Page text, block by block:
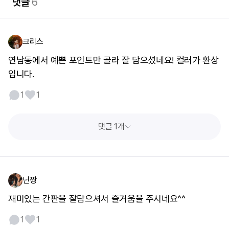
크리스
연남동에서 예쁜 포인트만 골라 잘 담으셨네요! 컬러가 환상
입니다.
1 1
댓글 1개
닌짱
재미있는 간판을 잘담으셔서 즐거움을 주시네요^^
1 1